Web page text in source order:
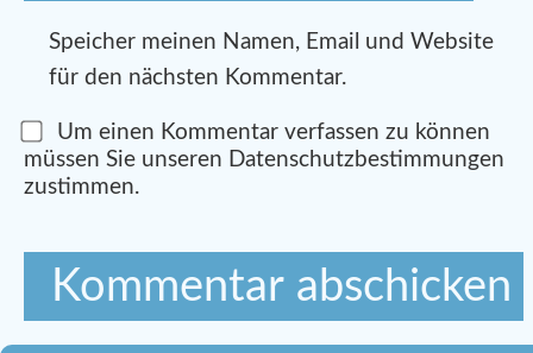
Speicher meinen Namen, Email und Website
für den nächsten Kommentar.
Um einen Kommentar verfassen zu können
müssen Sie unseren Datenschutzbestimmungen
zustimmen.